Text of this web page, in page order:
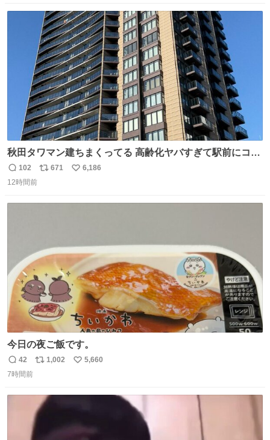
す。こまめな水分・塩分補給を行ってください。 #令和８
年熊本地震 #福岡県警察
数
秋田タワマン建ちまくってる 高齢化ヤバすぎて駅前にコン
パクトシティつくって高齢者を住ませる考えらしい 病院も
全部駅前にある
返
信
102
リ
671
い
6,186
12時間前
今日の夜ご飯です。
返
信
42
リ
ト
数
1,002
い
5,660
7時間前